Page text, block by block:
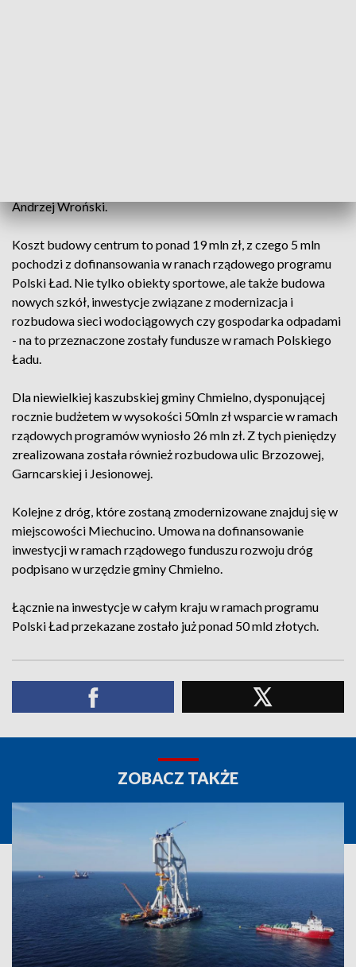
Andrzej Wroński.
Koszt budowy centrum to ponad 19 mln zł, z czego 5 mln
pochodzi z dofinansowania w ranach rządowego programu
Polski Ład. Nie tylko obiekty sportowe, ale także budowa
nowych szkół, inwestycje związane z modernizacja i
rozbudowa sieci wodociągowych czy gospodarka odpadami
- na to przeznaczone zostały fundusze w ramach Polskiego
Ładu.
Dla niewielkiej kaszubskiej gminy Chmielno, dysponującej
rocznie budżetem w wysokości 50mln zł wsparcie w ramach
rządowych programów wyniosło 26 mln zł. Z tych pieniędzy
zrealizowana została również rozbudowa ulic Brzozowej,
Garncarskiej i Jesionowej.
Kolejne z dróg, które zostaną zmodernizowane znajduj się w
miejscowości Miechucino. Umowa na dofinansowanie
inwestycji w ramach rządowego funduszu rozwoju dróg
podpisano w urzędzie gminy Chmielno.
Łącznie na inwestycje w całym kraju w ramach programu
Polski Ład przekazane zostało już ponad 50 mld złotych.
ZOBACZ TAKŻE